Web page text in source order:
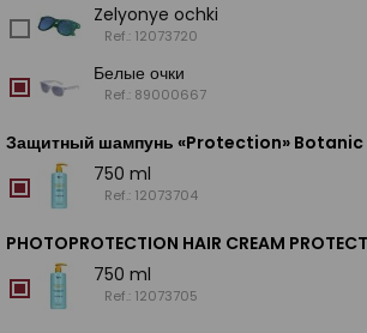
Zelyonye ochki
Ref.: 12073720
Белые очки
Ref.: 89000667
Защитный шампунь «Protection» Botanic
750 ml
Ref.: 12073704
PHOTOPROTECTION HAIR CREAM
750 ml
Ref.: 12073705